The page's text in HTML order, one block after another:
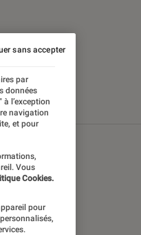
par
données
l’exception
navigation
et pour
Vous
Cookies.
pour
sans accepter